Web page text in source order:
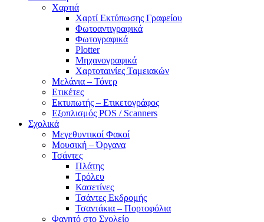
Χαρτιά
Χαρτί Εκτύπωσης Γραφείου
Φωτοαντιγραφικά
Φωτογραφικά
Plotter
Μηχανογραφικά
Χαρτοταινίες Ταμειακών
Μελάνια – Τόνερ
Ετικέτες
Εκτυπωτής – Ετικετογράφος
Εξοπλισμός POS / Scanners
Σχολικά
Μεγεθυντικοί Φακοί
Μουσική – Όργανα
Τσάντες
Πλάτης
Τρόλευ
Κασετίνες
Τσάντες Εκδρομής
Τσαντάκια – Πορτοφόλια
Φαγητό στο Σχολείο